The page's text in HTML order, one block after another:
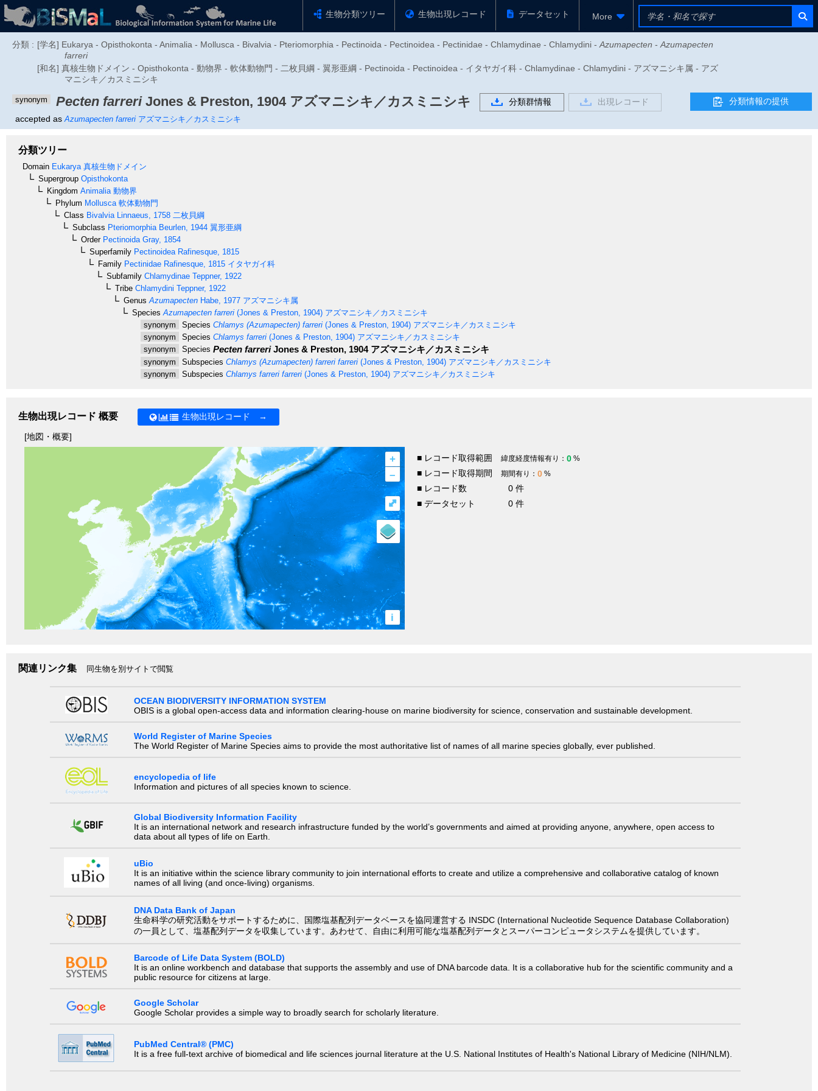
生物分類ツリー 生物出現レコード データセット More
分類 : [学名] Eukarya - Opisthokonta - Animalia - Mollusca - Bivalvia - Pteriomorphia - Pectinoida - Pectinoidea - Pectinidae - Chlamydinae - Chlamydini - Azumapecten - Azumapecten
farreri
[和名] 真核生物ドメイン - Opisthokonta - 動物界 - 軟体動物門 - 二枚貝綱 - 翼形亜綱 - Pectinoida - Pectinoidea - イタヤガイ科 - Chlamydinae - Chlamydini - アズマニシキ属 - アズ
マニシキ／カスミニシキ
synonym Pecten farreriJones & Preston, 1904 アズマニシキ／カスミニシキ
accepted as Azumapecten farreri アズマニシキ／カスミニシキ
分類群情報 出現レコード 分類情報の提供
分類ツリー
Domain Eukarya真核生物ドメイン
Supergroup Opisthokonta
Kingdom Animalia動物界
Phylum Mollusca軟体動物門
Class BivalviaLinnaeus, 1758 二枚貝綱
Subclass PteriomorphiaBeurlen, 1944 翼形亜綱
OrderPectinoidaGray, 1854
Superfamily PectinoideaRafinesque, 1815
Family Pectinidae Rafinesque, 1815 イタヤガイ科
Subfamily Chlamydinae Teppner, 1922
Tribe Chlamydini Teppner, 1922
Genus Azumapecten Habe, 1977 アズマニシキ属
Species Azumapecten farreri (Jones & Preston, 1904) アズマニシキ／カスミニシキ
synonym
Species Chlamys (Azumapecten) farreri (Jones & Preston, 1904) アズマニシキ／カスミニシキ
synonym
Species Chlamys farreri (Jones & Preston, 1904) アズマニシキ／カスミニシキ
synonym
Species Pecten farreriJones & Preston, 1904アズマニシキ／カスミニシキ
synonym Subspecies Chlamys (Azumapecten) farreri farreri (Jones & Preston, 1904) アズマニシキ／カスミニシキ
synonym
Subspecies Chlamys farreri farreri (Jones & Preston, 1904) アズマニシキ／カスミニシキ
生物出現レコード 概要 生物出現レコード →
[地図・概要]
+
–
i
⤢
■ レコード取得範囲 緯度経度情報有り： 0 %
■ レコード取得期間 期間有り： 0 %
■ レコード数
0 件
■ データセット
0 件
関連リンク集 同生物を別サイトで閲覧
OCEAN BIODIVERSITY INFORMATION SYSTEM
OBIS is a global open-access data and information clearing-house on marine biodiversity for science, conservation and sustainable development.
World Register of Marine Species
The World Register of Marine Species aims to provide the most authoritative list of names of all marine species globally, ever published.
encyclopedia of life
Information and pictures of all species known to science.
Global Biodiversity Information Facility
It is an international network and research infrastructure funded by the world’s governments and aimed at providing anyone, anywhere, open access to
data about all types of life on Earth.
uBio
It is an initiative within the science library community to join international efforts to create and utilize a comprehensive and collaborative catalog of known
names of all living (and once-living) organisms.
DNA Data Bank of Japan
生命科学の研究活動をサポートするために、国際塩基配列データベースを協同運営する INSDC (International Nucleotide Sequence Database Collaboration)
の一員として、塩基配列データを収集しています。あわせて、自由に利用可能な塩基配列データとスーパーコンピュータシステムを提供しています。
Barcode of Life Data System (BOLD)
It is an online workbench and database that supports the assembly and use of DNA barcode data. It is a collaborative hub for the scientific community and a
public resource for citizens at large.
Google Scholar
Google Scholar provides a simple way to broadly search for scholarly literature.
PubMed Central® (PMC)
It is a free full-text archive of biomedical and life sciences journal literature at the U.S. National Institutes of Health's National Library of Medicine (NIH/NLM).